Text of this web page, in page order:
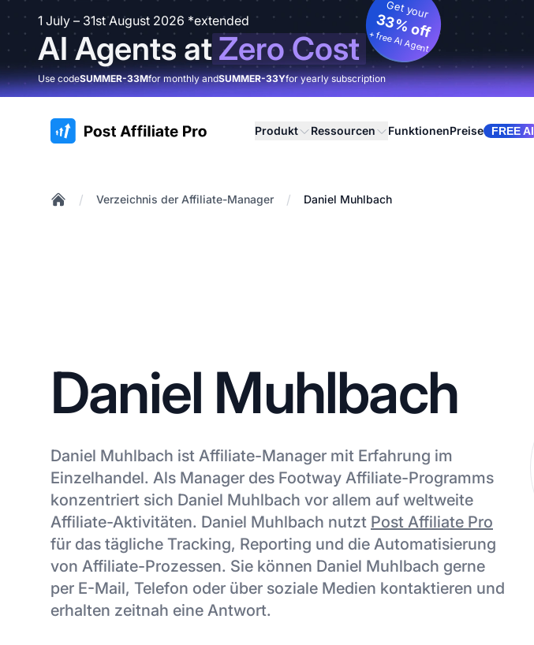
1 July – 31st August 2026 *extended
AI Agents atZero Cost
Get your
33% off
+ free AI Agent
Use codeSUMMER-33Mfor monthly andSUMMER-33Yfor yearly subscription
:site.title Produkt Ressourcen FunktionenPreise FREE AI
/ Verzeichnis der Affiliate-Manager / Daniel Muhlbach
Daniel Muhlbach
Daniel Muhlbach ist Affiliate-Manager mit Erfahrung im
Einzelhandel. Als Manager des Footway Affiliate-Programms
konzentriert sich Daniel Muhlbach vor allem auf weltweite
Affiliate-Aktivitäten. Daniel Muhlbach nutzt Post Affiliate Pro
für das tägliche Tracking, Reporting und die Automatisierung
von Affiliate-Prozessen. Sie können Daniel Muhlbach gerne
per E-Mail, Telefon oder über soziale Medien kontaktieren und
erhalten zeitnah eine Antwort.